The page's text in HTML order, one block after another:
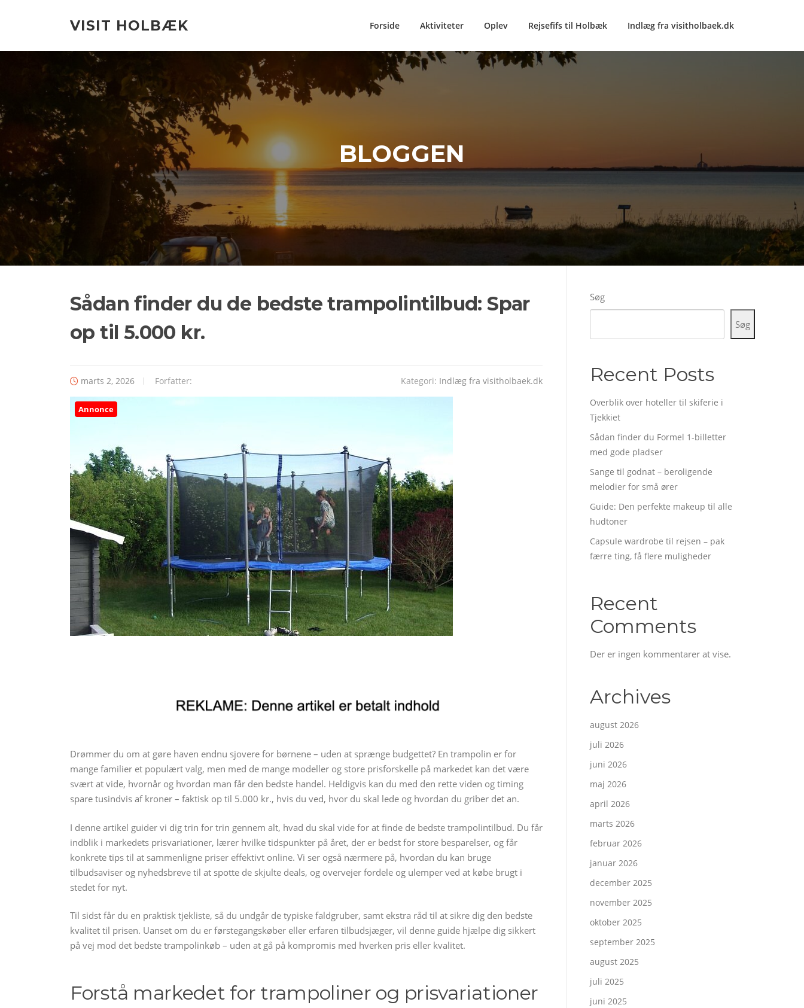
VISIT HOLBÆK Forside Aktiviteter Oplev Rejsefifs til Holbæk Indlæg fra visitholbaek.dk
BLOGGEN
Sådan finder du de bedste trampolintilbud: Spar
op til 5.000 kr.
marts 2, 2026 Forfatter: Kategori: Indlæg fra visitholbaek.dk
Annonce
Drømmer du om at gøre haven endnu sjovere for børnene – uden at sprænge budgettet? En trampolin er for
mange familier et populært valg, men med de mange modeller og store prisforskelle på markedet kan det være
svært at vide, hvornår og hvordan man får den bedste handel. Heldigvis kan du med den rette viden og timing
spare tusindvis af kroner – faktisk op til 5.000 kr., hvis du ved, hvor du skal lede og hvordan du griber det an.
I denne artikel guider vi dig trin for trin gennem alt, hvad du skal vide for at finde de bedste trampolintilbud. Du får
indblik i markedets prisvariationer, lærer hvilke tidspunkter på året, der er bedst for store besparelser, og får
konkrete tips til at sammenligne priser effektivt online. Vi ser også nærmere på, hvordan du kan bruge
tilbudsaviser og nyhedsbreve til at spotte de skjulte deals, og overvejer fordele og ulemper ved at købe brugt i
stedet for nyt.
Til sidst får du en praktisk tjekliste, så du undgår de typiske faldgruber, samt ekstra råd til at sikre dig den bedste
kvalitet til prisen. Uanset om du er førstegangskøber eller erfaren tilbudsjæger, vil denne guide hjælpe dig sikkert
på vej mod det bedste trampolinkøb – uden at gå på kompromis med hverken pris eller kvalitet.
Forstå markedet for trampoliner og prisvariationer
Søg
Søg
Recent Posts
Overblik over hoteller til skiferie i
Tjekkiet
Sådan finder du Formel 1-billetter
med gode pladser
Sange til godnat – beroligende
melodier for små ører
Guide: Den perfekte makeup til alle
hudtoner
Capsule wardrobe til rejsen – pak
færre ting, få flere muligheder
Recent
Comments
Der er ingen kommentarer at vise.
Archives
august 2026
juli 2026
juni 2026
maj 2026
april 2026
marts 2026
februar 2026
januar 2026
december 2025
november 2025
oktober 2025
september 2025
august 2025
juli 2025
juni 2025